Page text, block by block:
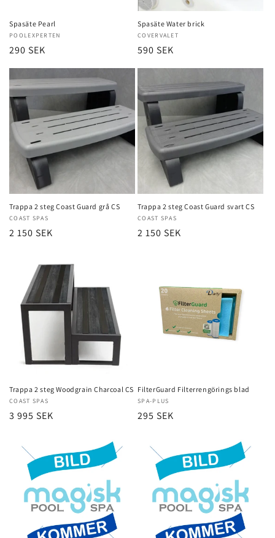
Spasäte Pearl
Säljare:
POOLEXPERTEN
Ordinarie
pris
290 SEK
Spasäte Water brick
Säljare:
COVERVALET
Ordinarie
pris
590 SEK
Trappa 2 steg Coast Guard grå CS
Säljare:
COAST SPAS
Ordinarie
2 150 SEK
Trappa 2 steg Coast Guard svart CS
Säljare:
COAST SPAS
Ordinarie
2 150 SEK
Trappa 2 steg Woodgrain Charcoal CS
Säljare:
COAST SPAS
Ordinarie
3 995 SEK
FilterGuard Filterrengörings blad
Säljare:
SPA-PLUS
Ordinarie
295 SEK